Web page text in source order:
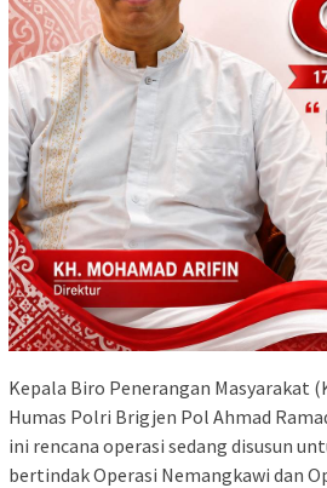
Kepala Biro Penerangan Masyarakat
Humas Polri Brigjen Pol Ahmad
ini rencana operasi sedang disusun
bertindak Operasi Nemangkawi dan